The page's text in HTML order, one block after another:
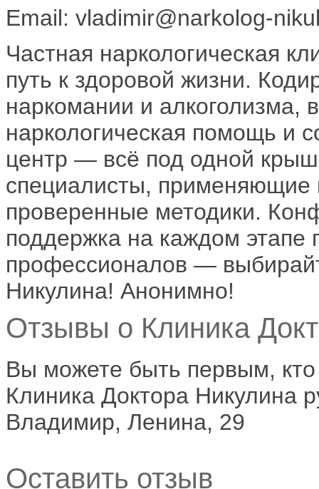
Email: vladimir@narkolog-
Частная наркологическая
путь к здоровой жизни.
наркомании и алкоголизма,
наркологическая помощь и
центр — всё под одной
специалисты, применяющие
проверенные методики.
поддержка на каждом этапе
профессионалов —
Никулина! Анонимно!
Отзывы о Клиника
Вы можете быть первым,
Клиника Доктора Никулина
Владимир, Ленина, 29
Оставить отзыв